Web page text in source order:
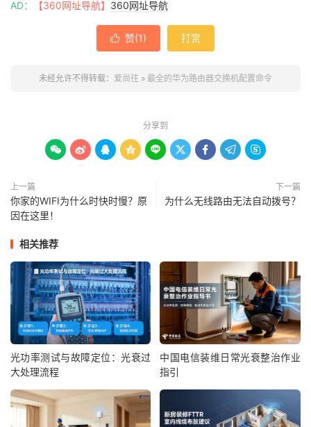
AD： 【360网址导航】 360网址导航
 赞(1) 打赏
未经允许不得转载： 爱尚往 » 最全的华为路由器交换机配置命令
分享到
        
上一篇
你家的WIFI为什么时快时慢？原
因在这里！
下一篇
为什么无线路由无法自动拨号？
相关推荐
光功率测试与故障定位：光衰过
大处理流程
中国电信装维日常光衰整治作业
指引